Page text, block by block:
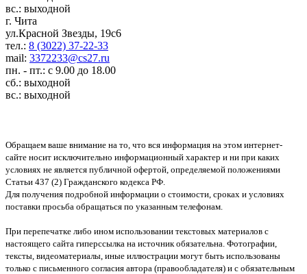
вс.: выходной
г. Чита
ул.Красной Звезды, 19с6
тел.: 8 (3022) 37-22-33
mail: 3372233@cs27.ru
пн. - пт.: с 9.00 до 18.00
сб.: выходной
вс.: выходной
Обращаем ваше внимание на то, что вся информация на этом интернет-
сайте носит исключительно информационный характер и ни при каких
условиях не является публичной офертой, определяемой положениями
Статьи 437 (2) Гражданского кодекса РФ.
Для получения подробной информации о стоимости, сроках и условиях
поставки просьба обращаться по указанным телефонам.
При перепечатке либо ином использовании текстовых материалов с
настоящего сайта гиперссылка на источник обязательна. Фотографии,
тексты, видеоматериалы, иные иллюстрации могут быть использованы
только с письменного согласия автора (правообладателя) и с обязательным